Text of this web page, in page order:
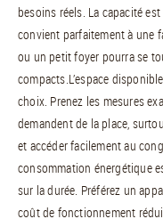
besoins réels. La capacité
convient parfaitement à une
ou un petit foyer pourra se
compacts.L’espace
choix. Prenez les mesures
demandent de la place,
et accéder facilement au
consommation énergétique
sur la durée. Préférez un
coût de fonctionnement